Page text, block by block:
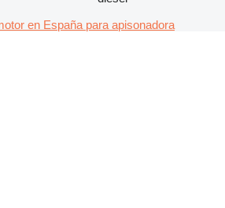
en España para apisonadora